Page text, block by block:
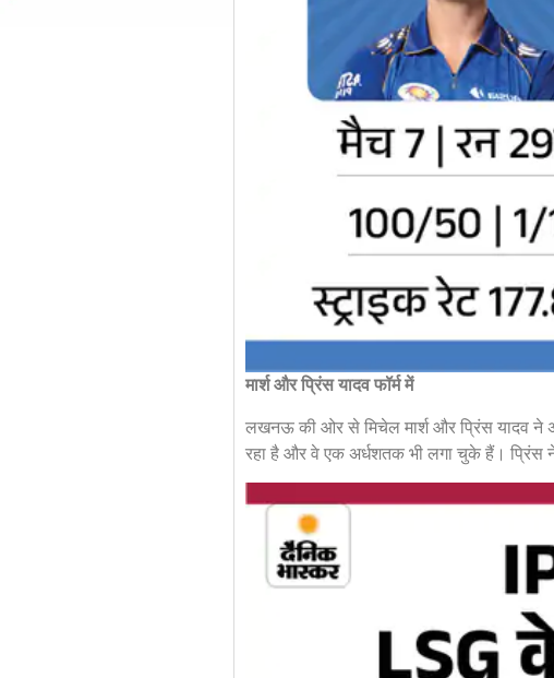
मार्श और प्रिंस यादव फॉर्म में
लखनऊ की ओर से मिचेल मार्श और प्रिंस यादव ने
रहा है और वे एक अर्धशतक भी लगा चुके हैं। प्रिंस